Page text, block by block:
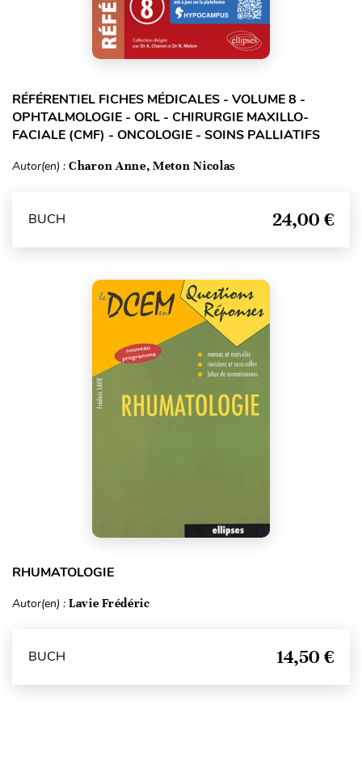
RÉFÉRENTIEL FICHES MÉDICALES - VOLUME 8 -
OPHTALMOLOGIE - ORL - CHIRURGIE MAXILLO-
FACIALE (CMF) - ONCOLOGIE - SOINS PALLIATIFS
Autor(en) : Charon Anne, Meton Nicolas
BUCH 24,00 €
RHUMATOLOGIE
Autor(en) : Lavie Frédéric
BUCH 14,50 €